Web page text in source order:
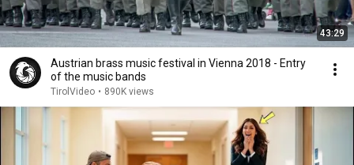
43:29
Austrian brass music festival in Vienna 2018 - Entry
of the music bands
TirolVideo • 890K views